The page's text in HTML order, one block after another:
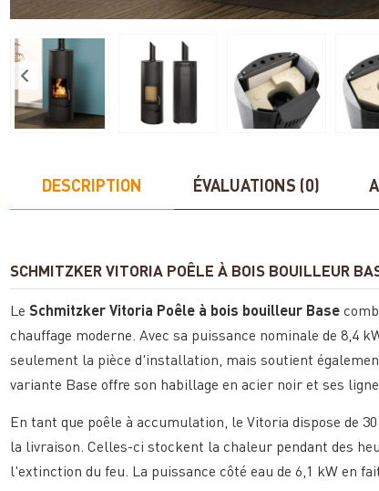
DESCRIPTION ÉVALUATIONS (0)
SCHMITZKER VITORIA POÊLE À BOIS BOUILLEUR
LeSchmitzker Vitoria Poêle à bois bouilleur Base
chauffage moderne. Avec sa puissance nominale de 8,4
seulement la pièce d'installation, mais soutient
variante Base offre son habillage en acier noir et ses
En tant que poêle à accumulation, le Vitoria dispose de
la livraison. Celles-ci stockent la chaleur pendant des
l'extinction du feu. La puissance côté eau de 6,1 kW en